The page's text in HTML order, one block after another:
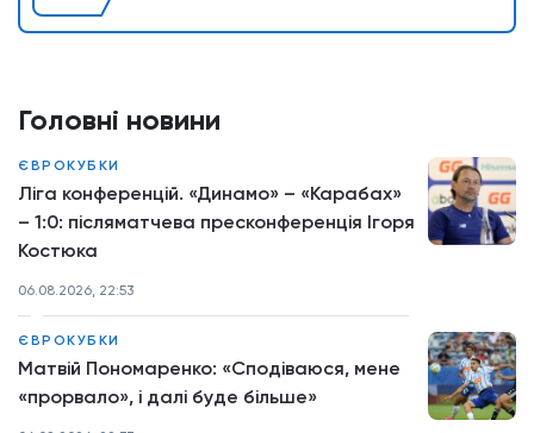
Головні новини
ЄВРОКУБКИ
Ліга конференцій. «Динамо» – «Карабах»
– 1:0: післяматчева пресконференція Ігоря
Костюка
06.08.2026, 22:53
ЄВРОКУБКИ
Матвій Пономаренко: «Сподіваюся, мене
«прорвало», і далі буде більше»